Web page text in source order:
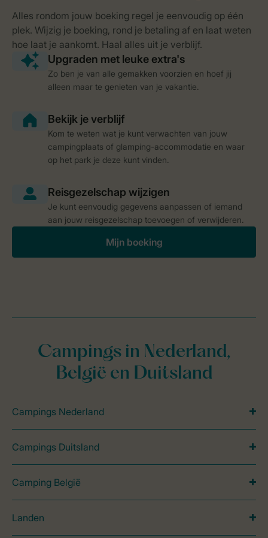
Zo ben je van alle gemakken voorzien en hoef jij
alleen maar te genieten van je vakantie.
Kom te weten wat je kunt verwachten van jouw
campingplaats of glamping-accommodatie en waar
op het park je deze kunt vinden.
Je kunt eenvoudig gegevens aanpassen of iemand
aan jouw reisgezelschap toevoegen of verwijderen.
Mijn boeking
Campings in Nederland,
België en Duitsland
Campings Nederland
Campings Duitsland
Camping België
Landen